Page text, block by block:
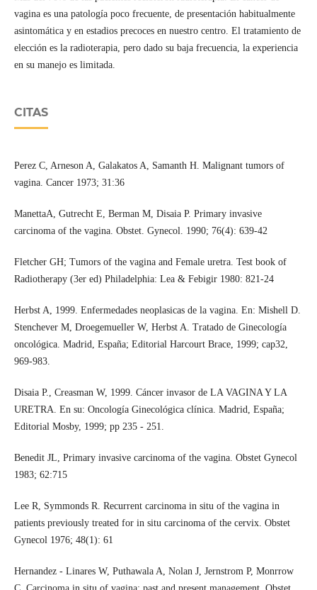
vagina es una patología poco frecuente, de presentación habitualmente
asintomática y en estadios precoces en nuestro centro. El tratamiento de
elección es la radioterapia, pero dado su baja frecuencia, la experiencia
en su manejo es limitada.
CITAS
Perez C, Arneson A, Galakatos A, Samanth H. Malignant tumors of
vagina. Cancer 1973; 31:36
ManettaA, Gutrecht E, Berman M, Disaia P. Primary invasive
carcinoma of the vagina. Obstet. Gynecol. 1990; 76(4): 639-42
Fletcher GH; Tumors of the vagina and Female uretra. Test book of
Radiotherapy (3er ed) Philadelphia: Lea & Febigir 1980: 821-24
Herbst A, 1999. Enfermedades neoplasicas de la vagina. En: Mishell D.
Stenchever M, Droegemueller W, Herbst A. Tratado de Ginecología
oncológica. Madrid, España; Editorial Harcourt Brace, 1999; cap32,
969-983.
Disaia P., Creasman W, 1999. Cáncer invasor de LA VAGINA Y LA
URETRA. En su: Oncología Ginecológica clínica. Madrid, España;
Editorial Mosby, 1999; pp 235 - 251.
Benedit JL, Primary invasive carcinoma of the vagina. Obstet Gynecol
1983; 62:715
Lee R, Symmonds R. Recurrent carcinoma in situ of the vagina in
patients previously treated for in situ carcinoma of the cervix. Obstet
Gynecol 1976; 48(1): 61
Hernandez - Linares W, Puthawala A, Nolan J, Jernstrom P, Monrrow